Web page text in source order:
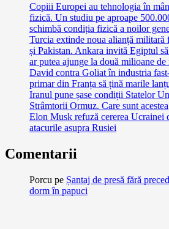
Copiii Europei au tehnologia în
fizică. Un studiu pe aproape
schimbă condiția fizică a noilor
Turcia extinde noua alianță militară
și Pakistan. Ankara invită Egiptul
ar putea ajunge la două milioane
David contra Goliat în industria
primar din Franța să țină marile
Iranul pune șase condiții Statelor
Strâmtorii Ormuz. Care sunt acestea
Elon Musk refuză cererea Ucrainei
atacurile asupra Rusiei
Comentarii
Porcu pe Șantaj de presă fără
dorm în papuci